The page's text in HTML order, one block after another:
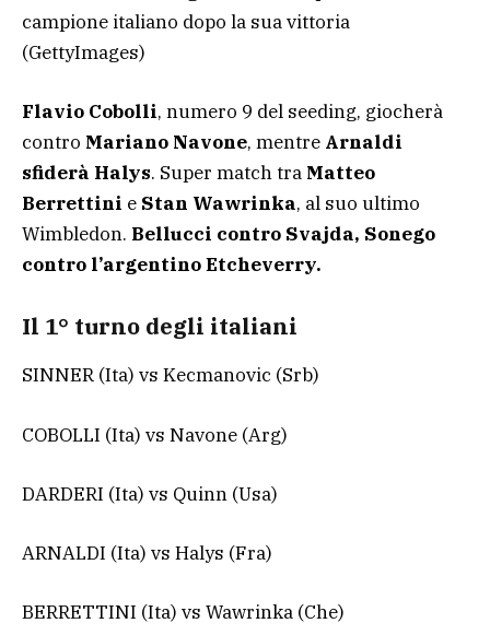
campione italiano dopo la sua vittoria
(GettyImages)
Flavio Cobolli, numero 9 del seeding, giocherà
contro Mariano Navone, mentre Arnaldi
sfiderà Halys. Super match tra Matteo
Berrettini e Stan Wawrinka, al suo ultimo
Wimbledon. Bellucci contro Svajda, Sonego
contro l’argentino Etcheverry.
Il 1° turno degli italiani
SINNER (Ita) vs Kecmanovic (Srb)
COBOLLI (Ita) vs Navone (Arg)
DARDERI (Ita) vs Quinn (Usa)
ARNALDI (Ita) vs Halys (Fra)
BERRETTINI (Ita) vs Wawrinka (Che)